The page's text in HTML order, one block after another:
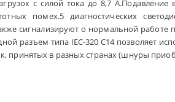
с силой тока до 8,7
помех.5 диагностических
сигнализируют о нормальной
разъем типа IEC-320 C14 позволяет
принятых в разных странах (шнуры